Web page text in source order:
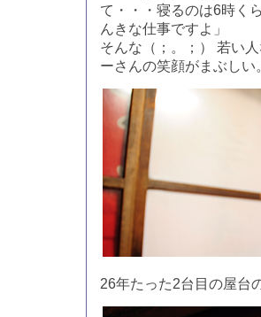
て・・・寝るのは6時く
んきな仕事ですよ」
そんな（；。；） 若い
ーさんの笑顔がまぶしい
26年たった2台目の屋台